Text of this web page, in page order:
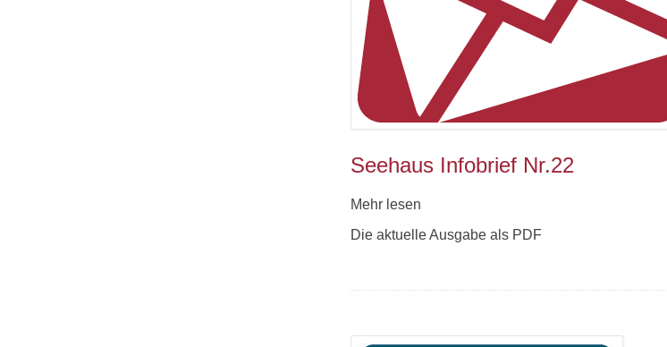
Seehaus Infobrief Nr.22
Mehr lesen
Die aktuelle Ausgabe als PDF